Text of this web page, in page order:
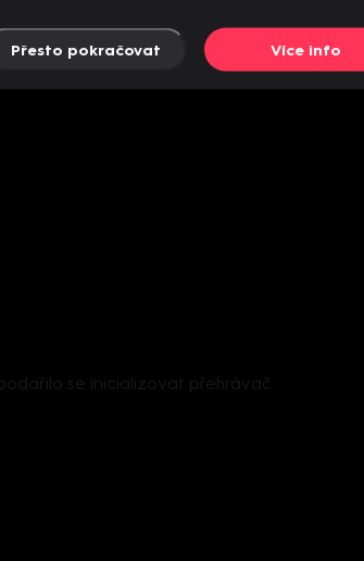
se inicializovat přehrávač
Přesto pokračovat Více info